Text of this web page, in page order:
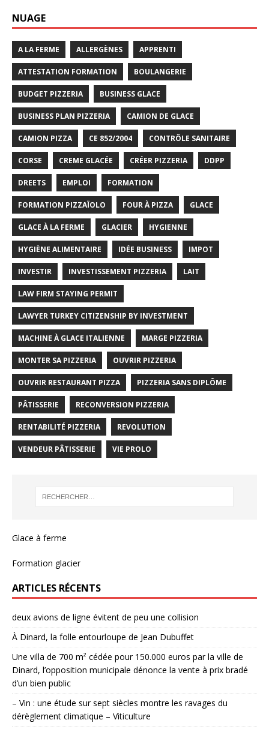
NUAGE
A LA FERME ALLERGÈNES APPRENTI
ATTESTATION FORMATION BOULANGERIE
BUDGET PIZZERIA BUSINESS GLACE
BUSINESS PLAN PIZZERIA CAMION DE GLACE
CAMION PIZZA CE 852/2004 CONTRÔLE SANITAIRE
CORSE CREME GLACÉE CRÉER PIZZERIA DDPP
DREETS EMPLOI FORMATION
FORMATION PIZZAÏOLO FOUR À PIZZA GLACE
GLACE À LA FERME GLACIER HYGIENNE
HYGIÈNE ALIMENTAIRE IDÉE BUSINESS IMPOT
INVESTIR INVESTISSEMENT PIZZERIA LAIT
LAW FIRM STAYING PERMIT
LAWYER TURKEY CITIZENSHIP BY INVESTMENT
MACHINE À GLACE ITALIENNE MARGE PIZZERIA
MONTER SA PIZZERIA OUVRIR PIZZERIA
OUVRIR RESTAURANT PIZZA PIZZERIA SANS DIPLÔME
PÂTISSERIE RECONVERSION PIZZERIA
RENTABILITÉ PIZZERIA REVOLUTION
VENDEUR PÂTISSERIE VIE PROLO
Glace à ferme
Formation glacier
ARTICLES RÉCENTS
deux avions de ligne évitent de peu une collision
À Dinard, la folle entourloupe de Jean Dubuffet
Une villa de 700 m² cédée pour 150.000 euros par la ville de
Dinard, l’opposition municipale dénonce la vente à prix bradé
d’un bien public
– Vin : une étude sur sept siècles montre les ravages du
dérèglement climatique – Viticulture